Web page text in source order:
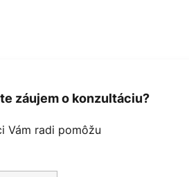
záujem o konzultáciu?
Vám radi pomôžu